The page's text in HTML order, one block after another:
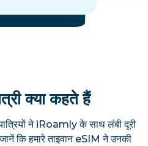
क्या कहते हैं
ने iRoamly के साथ लंबी दूरी
कि हमारे ताइवान eSIM ने उनकी